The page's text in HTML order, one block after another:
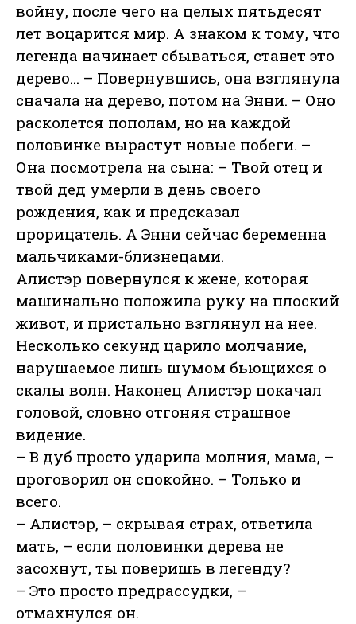
войну, после чего на целых пятьдесят
лет воцарится мир. А знаком к тому, что
легенда начинает сбываться, станет это
дерево... – Повернувшись, она взглянула
сначала на дерево, потом на Энни. – Оно
расколется пополам, но на каждой
половинке вырастут новые побеги. –
Она посмотрела на сына: – Твой отец и
твой дед умерли в день своего
рождения, как и предсказал
прорицатель. А Энни сейчас беременна
мальчиками-близнецами.
Алистэр повернулся к жене, которая
машинально положила руку на плоский
живот, и пристально взглянул на нее.
Несколько секунд царило молчание,
нарушаемое лишь шумом бьющихся о
скалы волн. Наконец Алистэр покачал
головой, словно отгоняя страшное
видение.
– В дуб просто ударила молния, мама, –
проговорил он спокойно. – Только и
всего.
– Алистэр, – скрывая страх, ответила
мать, – если половинки дерева не
засохнут, ты поверишь в легенду?
– Это просто предрассудки, –
отмахнулся он.